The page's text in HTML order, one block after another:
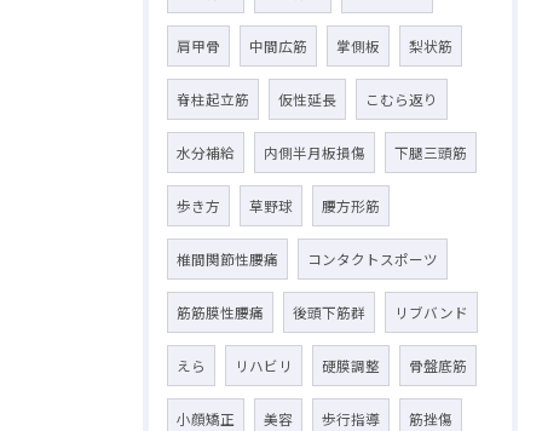
肩甲骨 中間広筋 掌側板 梨状筋
脊柱起立筋 仮性延長 こむら返り
水分補給 内側半月板損傷 下腿三頭筋
歩き方 草野球 腰方形筋
椎間関節性腰痛 コンタクトスポーツ
筋筋膜性腰痛 後頭下筋群 リブバンド
えら リハビリ 硬膜調整 骨盤底筋
小顔矯正 美容 歩行指導 筋挫傷